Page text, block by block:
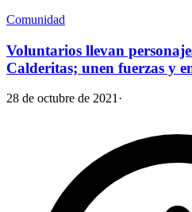
Comunidad
Voluntarios llevan
Calderitas; unen fuerzas y
28 de octubre de 2021 ·